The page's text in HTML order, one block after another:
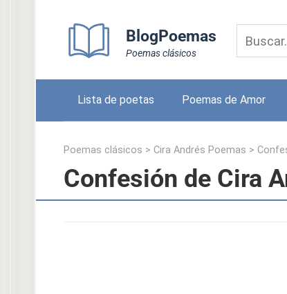
BlogPoemas
Poemas clásicos
Lista de poetas Poemas de Amor
Poemas clásicos > Cira Andrés Poemas >
Confesión de Cira